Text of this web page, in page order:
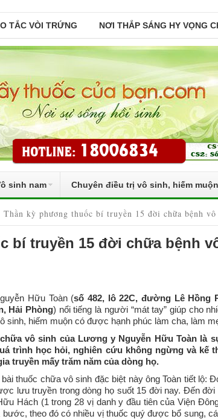
TẮC VÒI TRỨNG NƠI THẮP SÁNG HY VỌNG
sinh nam Chuyên điều trị vô sinh, hiếm muộn
Thần kỳ phương thuốc bí truyền 15 đời chữa bệnh vô
bí truyền 15 đời chữa bệnh
Hữu Toàn (số 482, lô 22C, đường Lê Hồng
Hải Phòng) nổi tiếng là người “mát tay” giúp cho
sinh, hiếm muộn có được hạnh phúc làm cha, làm
vô sinh của Lương y Nguyễn Hữu Toàn là
trình học hỏi, nghiên cứu không ngừng và kế
truyền mấy trăm năm của dòng họ.
thuốc chữa vô sinh đặc biệt này ông Toàn tiết lộ:
lưu truyền trong dòng họ suốt 15 đời nay. Đến
Hách (1 trong 28 vị danh y đầu tiên của Viện
theo đó có nhiều vị thuốc quý được bổ sung,